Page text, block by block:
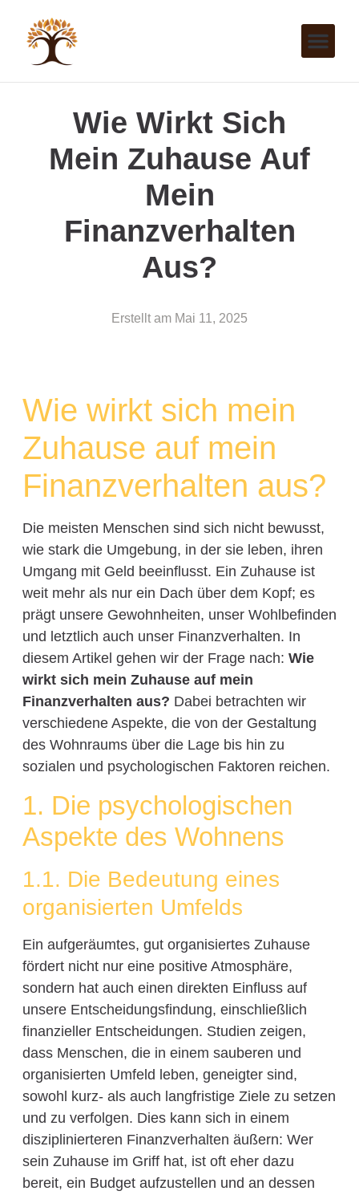
Wie Wirkt Sich
Mein Zuhause Auf
Mein
Finanzverhalten
Aus?
Erstellt am Mai 11, 2025
Wie wirkt sich mein
Zuhause auf mein
Finanzverhalten aus?
Die meisten Menschen sind sich nicht bewusst,
wie stark die Umgebung, in der sie leben, ihren
Umgang mit Geld beeinflusst. Ein Zuhause ist
weit mehr als nur ein Dach über dem Kopf; es
prägt unsere Gewohnheiten, unser Wohlbefinden
und letztlich auch unser Finanzverhalten. In
diesem Artikel gehen wir der Frage nach: Wie
wirkt sich mein Zuhause auf mein
Finanzverhalten aus? Dabei betrachten wir
verschiedene Aspekte, die von der Gestaltung
des Wohnraums über die Lage bis hin zu
sozialen und psychologischen Faktoren reichen.
1. Die psychologischen
Aspekte des Wohnens
1.1. Die Bedeutung eines
organisierten Umfelds
Ein aufgeräumtes, gut organisiertes Zuhause
fördert nicht nur eine positive Atmosphäre,
sondern hat auch einen direkten Einfluss auf
unsere Entscheidungsfindung, einschließlich
finanzieller Entscheidungen. Studien zeigen,
dass Menschen, die in einem sauberen und
organisierten Umfeld leben, geneigter sind,
sowohl kurz- als auch langfristige Ziele zu setzen
und zu verfolgen. Dies kann sich in einem
disziplinierteren Finanzverhalten äußern: Wer
sein Zuhause im Griff hat, ist oft eher dazu
bereit, ein Budget aufzustellen und an dessen